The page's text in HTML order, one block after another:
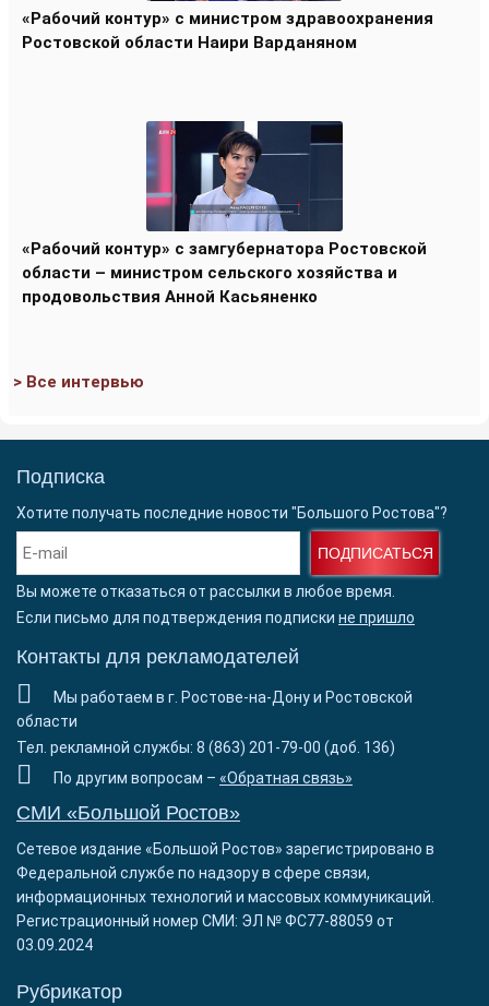
«Рабочий контур» с министром здравоохранения
Ростовской области Наири Варданяном
«Рабочий контур» с замгубернатора Ростовской
области – министром сельского хозяйства и
продовольствия Анной Касьяненко
> Все интервью
Подписка
Хотите получать последние новости "Большого Ростова"?
ПОДПИСАТЬСЯ
Вы можете отказаться от рассылки в любое время.
Если письмо для подтверждения подписки не пришло
Контакты для рекламодателей
Мы работаем в г. Ростове-на-Дону и Ростовской
области
Тел. рекламной службы: 8 (863) 201-79-00 (доб. 136)
По другим вопросам – «Обратная связь»
СМИ «Большой Ростов»
Сетевое издание «Большой Ростов» зарегистрировано в
Федеральной службе по надзору в сфере связи,
информационных технологий и массовых коммуникаций.
Регистрационный номер СМИ: ЭЛ № ФС77-88059 от
03.09.2024
Рубрикатор